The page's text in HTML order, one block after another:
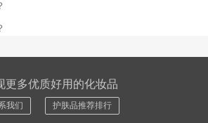
更多优质好用的化妆品
我们 护肤品推荐排行